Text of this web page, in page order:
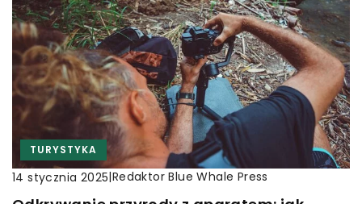
TURYSTYKA
14 stycznia 2025|Redaktor Blue Whale Press